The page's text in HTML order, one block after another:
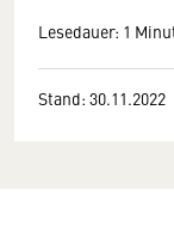
Lesedauer: 1
Stand: 30.11.2022